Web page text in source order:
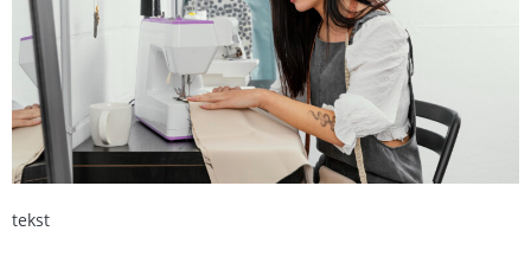
tekst